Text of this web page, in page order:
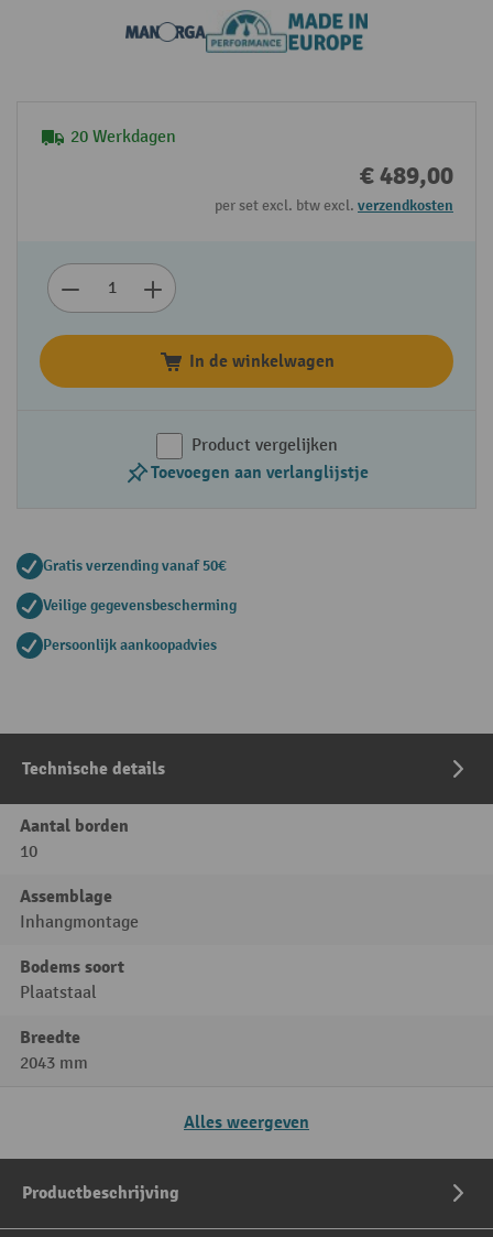
20 Werkdagen
€ 489,00
per set excl. btw excl. verzendkosten
In de winkelwagen
Product vergelijken
Toevoegen aan verlanglijstje
Gratis verzending vanaf 50€
Veilige gegevensbescherming
Persoonlijk aankoopadvies
Technische details
Aantal borden
10
Assemblage
Inhangmontage
Bodems soort
Plaatstaal
Breedte
2043 mm
Alles weergeven
Productbeschrijving